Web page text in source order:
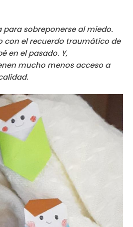
para sobreponerse al miedo.
con el recuerdo traumático de
en el pasado. Y,
mucho menos acceso a